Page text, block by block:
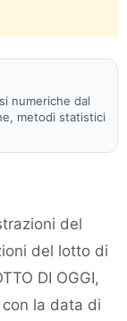
numeriche dal
metodi statistici
del
del lotto di
DI OGGI,
la data di